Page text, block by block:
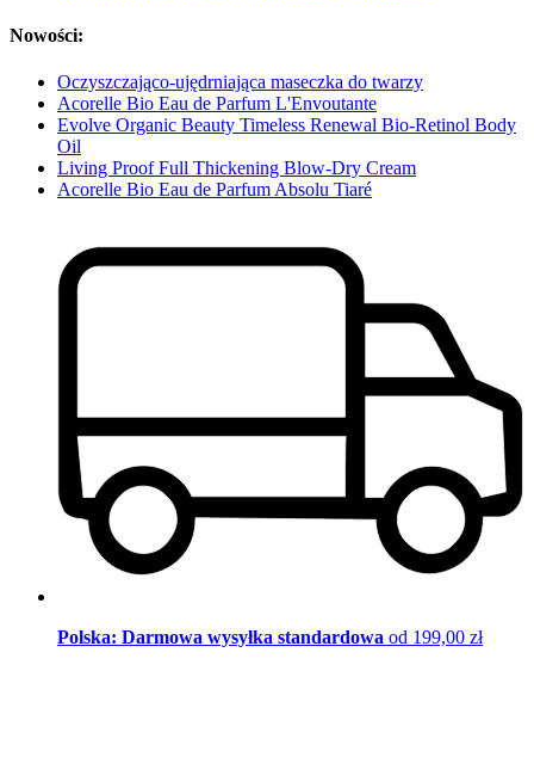
Nowości:
Oczyszczająco-ujędrniająca maseczka do twarzy
Acorelle Bio Eau de Parfum L'Envoutante
Evolve Organic Beauty Timeless Renewal Bio-Retinol Body
Oil
Living Proof Full Thickening Blow-Dry Cream
Acorelle Bio Eau de Parfum Absolu Tiaré
Polska: Darmowa wysyłka standardowa od 199,00 zł